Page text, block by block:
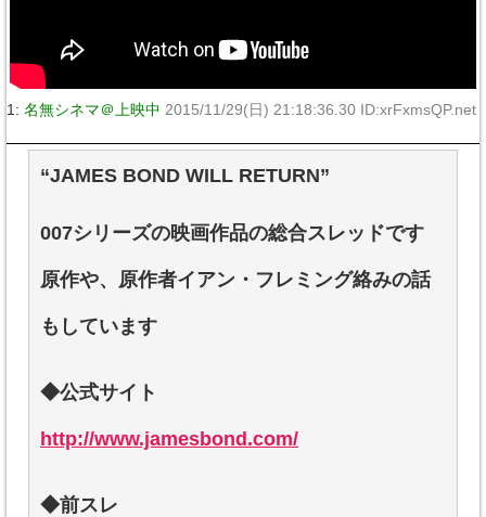
1: 名無シネマ＠上映中 2015/11/29(日) 21:18:36.30 ID:xrFxmsQP.net
“JAMES BOND WILL RETURN”
007シリーズの映画作品の総合スレッドです
原作や、原作者イアン・フレミング絡みの話
もしています
◆公式サイト
http://www.jamesbond.com/
◆前スレ